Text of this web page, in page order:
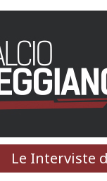
Le Interviste